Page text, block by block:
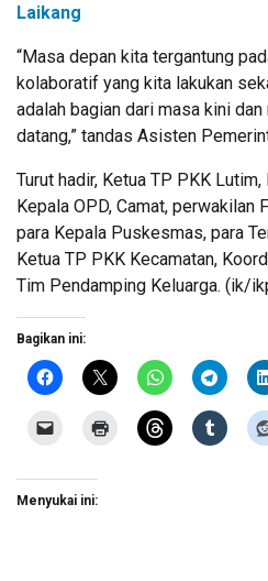
Laikang
“Masa depan kita tergantung
kolaboratif yang kita lakukan
adalah bagian dari masa kini
datang,” tandas Asisten
Turut hadir, Ketua TP PKK
Kepala OPD, Camat, perwakilan
para Kepala Puskesmas, para
Ketua TP PKK Kecamatan,
Tim Pendamping Keluarga. (ik/
Bagikan ini:
Menyukai ini: